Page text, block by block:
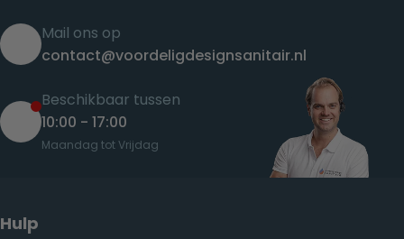
Mail ons op
contact@voordeligdesignsanitair.nl
Beschikbaar tussen
10:00 - 17:00
Maandag tot Vrijdag
Hulp